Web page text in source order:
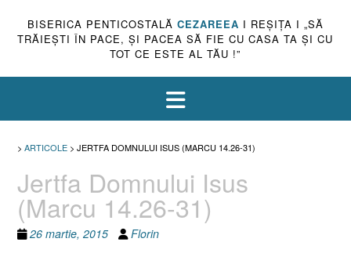
BISERICA PENTICOSTALĂ CEZAREEA I REŞIŢA I „SĂ
TRĂIEŞTI ÎN PACE, ŞI PACEA SĂ FIE CU CASA TA ŞI CU
TOT CE ESTE AL TĂU !”
> ARTICOLE > JERTFA DOMNULUI ISUS (MARCU 14.26-31)
Jertfa Domnului Isus
(Marcu 14.26-31)
26 martie, 2015 Florin